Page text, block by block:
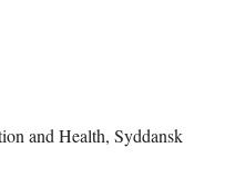
and Health, Syddansk